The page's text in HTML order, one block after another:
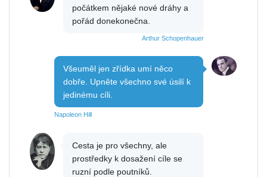
počátkem nějaké nové dráhy a
pořád donekonečna.
Arthur Schopenhauer
Všeuměl jen zřídka umí něco
dobře. Upněte všechno své úsilí k
jedinému cíli.
Napoleon Hill
Cesta je pro všechny, ale
prostředky k dosažení cíle se
ruzní podle poutníků.